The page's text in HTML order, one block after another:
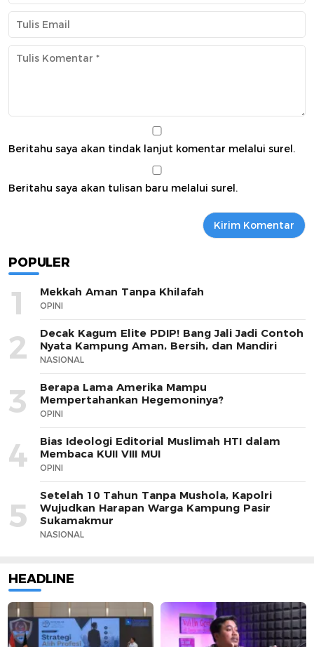
Beritahu saya akan tindak lanjut komentar melalui surel.
Beritahu saya akan tulisan baru melalui surel.
POPULER
1 Mekkah Aman Tanpa Khilafah
OPINI
2
Decak Kagum Elite PDIP! Bang Jali Jadi Contoh
Nyata Kampung Aman, Bersih, dan Mandiri
NASIONAL
3
Berapa Lama Amerika Mampu
Mempertahankan Hegemoninya?
OPINI
4
Bias Ideologi Editorial Muslimah HTI dalam
Membaca KUII VIII MUI
OPINI
5
Setelah 10 Tahun Tanpa Mushola, Kapolri
Wujudkan Harapan Warga Kampung Pasir
Sukamakmur
NASIONAL
HEADLINE